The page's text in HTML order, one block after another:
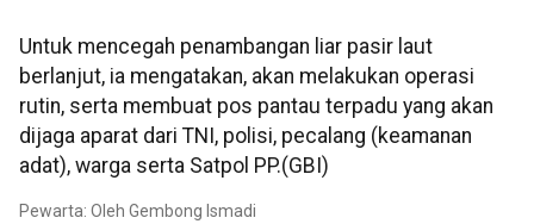
Untuk mencegah penambangan liar pasir laut
berlanjut, ia mengatakan, akan melakukan operasi
rutin, serta membuat pos pantau terpadu yang akan
dijaga aparat dari TNI, polisi, pecalang (keamanan
adat), warga serta Satpol PP.(GBI)
Pewarta: Oleh Gembong Ismadi